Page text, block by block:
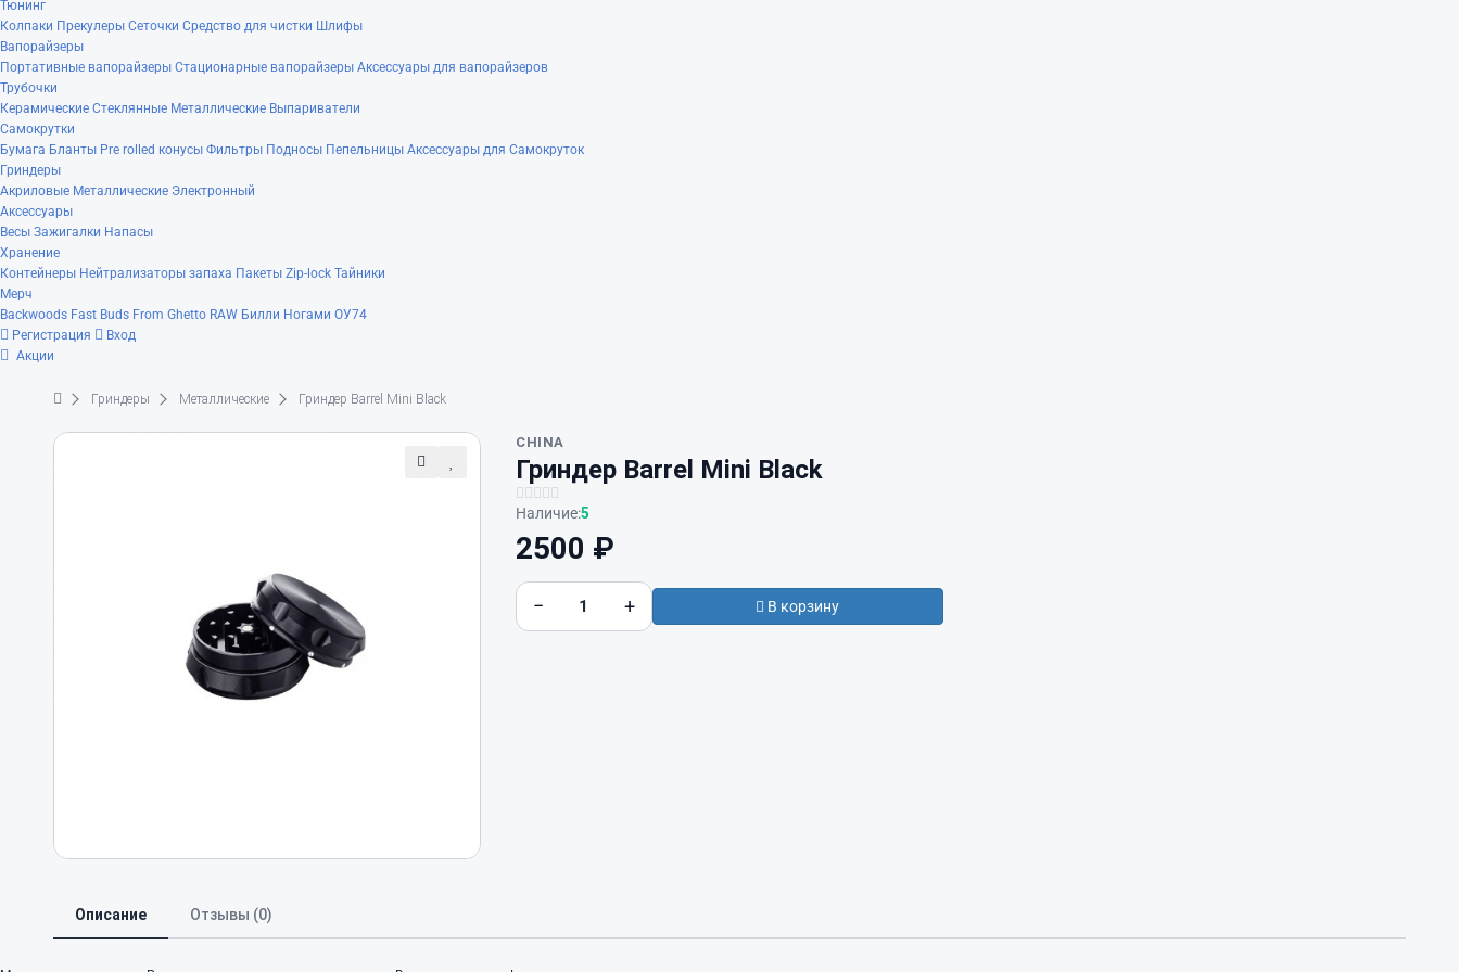
Тюнинг
Колпаки Прекулеры Сеточки Средство для чистки Шлифы
Вапорайзеры
Портативные вапорайзеры Стационарные вапорайзеры Аксессуары для вапорайзеров
Трубочки
Керамические Стеклянные Металлические Выпариватели
Самокрутки
Бумага Бланты Pre rolled конусы Фильтры Подносы Пепельницы Аксессуары для Самокруток
Гриндеры
Акриловые Металлические Электронный
Аксессуары
Весы Зажигалки Напасы
Хранение
Контейнеры Нейтрализаторы запаха Пакеты Zip-lock Тайники
Мерч
Backwoods Fast Buds From Ghetto RAW Билли Ногами ОУ74
Регистрация
Вход
Акции
Гриндеры Металлические Гриндер Barrel Mini Black
CHINA
Гриндер Barrel Mini Black
Наличие:5
2500 ₽
− + В корзину
Описание Отзывы (0)